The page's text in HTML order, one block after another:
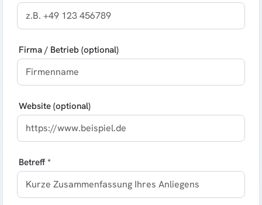
Firma / Betrieb (optional)
Website (optional)
Betreff *